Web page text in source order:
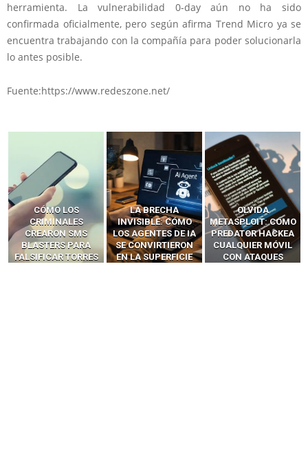
herramienta. La vulnerabilidad 0-day aún no ha sido
confirmada oficialmente, pero según afirma Trend Micro ya se
encuentra trabajando con la compañía para poder solucionarla
lo antes posible.
Fuente:https://www.redeszone.net/
LA BRECHA
INVISIBLE: CÓMO
LOS AGENTES DE IA
SE CONVIRTIERON
EN LA SUPERFICIE
OLVIDA
METASPLOIT: CÓMO
PREDATOR HACKEA
CUALQUIER MÓVIL
CON ATAQUES
CÓMO LOS HACKERS
INTERCEPTAN OTPS
Y LLAMADAS
MÓVILES SIN
‘HACKEAR’ — EL